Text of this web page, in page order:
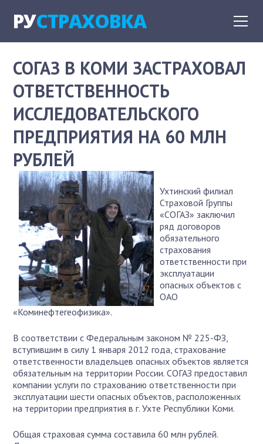
РУСТРАХОВКА
СОГАЗ В КОМИ ЗАСТРАХОВАЛ
ОТВЕТСТВЕННОСТЬ
ИССЛЕДОВАТЕЛЬСКОГО
ПРЕДПРИЯТИЯ НА 60 МЛН
РУБЛЕЙ
Ухтинский филиал
Страховой Группы
«СОГАЗ» заключил
ряд договоров
обязательного
страхования
ответственности при
эксплуатации
опасных объектов с
ОАО
«Коминефтегеофизика».
В соответствии с Федеральным законом № 225-ФЗ,
вступившим в силу 1 января 2012 года, страхование
ответственности владельцев опасных объектов является
обязательным на территории России. СОГАЗ предоставил
компании услуги по страхованию ответственности при
эксплуатации шести опасных объектов, расположенных
на территории предприятия в г. Ухте Республики Коми.
Общая страховая сумма составила 60 млн рублей.